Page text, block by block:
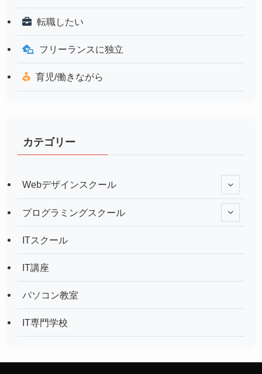
転職したい
フリーランスに独立
育児/働きながら
カテゴリー
Webデザインスクール
プログラミングスクール
ITスクール
IT講座
パソコン教室
IT専門学校